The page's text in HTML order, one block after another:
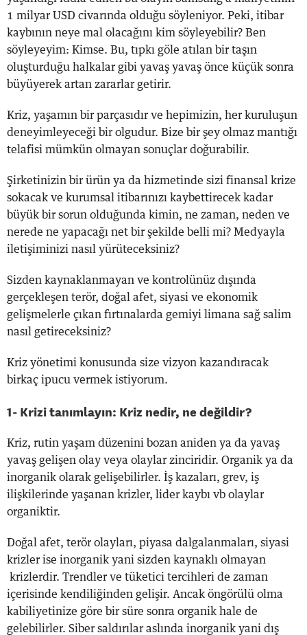
1 milyar USD civarında olduğu söyleniyor. Peki, itibar
kaybının neye mal olacağını kim söyleyebilir? Ben
söyleyeyim: Kimse. Bu, tıpkı göle atılan bir taşın
oluşturduğu halkalar gibi yavaş yavaş önce küçük sonra
büyüyerek artan zararlar getirir.
Kriz, yaşamın bir parçasıdır ve hepimizin, her kuruluşun
deneyimleyeceği bir olgudur. Bize bir şey olmaz mantığı
telafisi mümkün olmayan sonuçlar doğurabilir.
Şirketinizin bir ürün ya da hizmetinde sizi finansal krize
sokacak ve kurumsal itibarınızı kaybettirecek kadar
büyük bir sorun olduğunda kimin, ne zaman, neden ve
nerede ne yapacağı net bir şekilde belli mi? Medyayla
iletişiminizi nasıl yürüteceksiniz?
Sizden kaynaklanmayan ve kontrolünüz dışında
gerçekleşen terör, doğal afet, siyasi ve ekonomik
gelişmelerle çıkan fırtınalarda gemiyi limana sağ salim
nasıl getireceksiniz?
Kriz yönetimi konusunda size vizyon kazandıracak
birkaç ipucu vermek istiyorum.
1- Krizi tanımlayın: Kriz nedir, ne değildir?
Kriz, rutin yaşam düzenini bozan aniden ya da yavaş
yavaş gelişen olay veya olaylar zinciridir. Organik ya da
inorganik olarak gelişebilirler. İş kazaları, grev, iş
ilişkilerinde yaşanan krizler, lider kaybı vb olaylar
organiktir.
Doğal afet, terör olayları, piyasa dalgalanmaları, siyasi
krizler ise inorganik yani sizden kaynaklı olmayan
krizlerdir. Trendler ve tüketici tercihleri de zaman
içerisinde kendiliğinden gelişir. Ancak öngörülü olma
kabiliyetinize göre bir süre sonra organik hale de
gelebilirler. Siber saldırılar aslında inorganik yani dış